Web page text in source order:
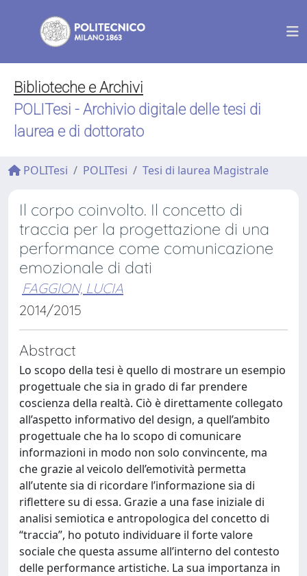
Biblioteche e Archivi
POLITesi - Archivio digitale delle tesi di
laurea e di dottorato
POLITesi POLITesi Tesi di laurea Magistrale
Il corpo coinvolto. Il concetto di
traccia per la progettazione di una
performance come comunicazione
emozionale di dati
FAGGION, LUCIA
2014/2015
Abstract
Lo scopo della tesi è quello di mostrare un esempio
progettuale che sia in grado di far prendere
coscienza della realtà. Ciò è direttamente collegato
all’aspetto informativo del design, a quell’ambito
progettuale che ha lo scopo di comunicare
informazioni in modo non solo convincente, ma
che grazie al veicolo dell’emotività permetta
all’utente sia di ricordare l’informazione sia di
riflettere su di essa. Grazie a una fase iniziale di
analisi semiotica e antropologica del concetto di
“traccia”, ho potuto individuare il forte valore
sociale che questa assume all’interno del contesto
delle performance artistiche. La sua importanza in